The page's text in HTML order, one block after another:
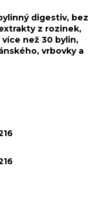
digestiv, bez
z rozinek,
než 30 bylin,
vrbovky a